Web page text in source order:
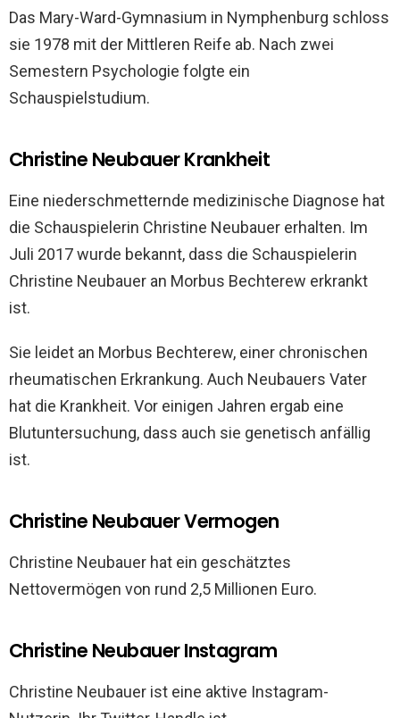
Das Mary-Ward-Gymnasium in Nymphenburg schloss
sie 1978 mit der Mittleren Reife ab. Nach zwei
Semestern Psychologie folgte ein
Schauspielstudium.
Christine Neubauer Krankheit
Eine niederschmetternde medizinische Diagnose hat
die Schauspielerin Christine Neubauer erhalten. Im
Juli 2017 wurde bekannt, dass die Schauspielerin
Christine Neubauer an Morbus Bechterew erkrankt
ist.
Sie leidet an Morbus Bechterew, einer chronischen
rheumatischen Erkrankung. Auch Neubauers Vater
hat die Krankheit. Vor einigen Jahren ergab eine
Blutuntersuchung, dass auch sie genetisch anfällig
ist.
Christine Neubauer Vermogen
Christine Neubauer hat ein geschätztes
Nettovermögen von rund 2,5 Millionen Euro.
Christine Neubauer Instagram
Christine Neubauer ist eine aktive Instagram-